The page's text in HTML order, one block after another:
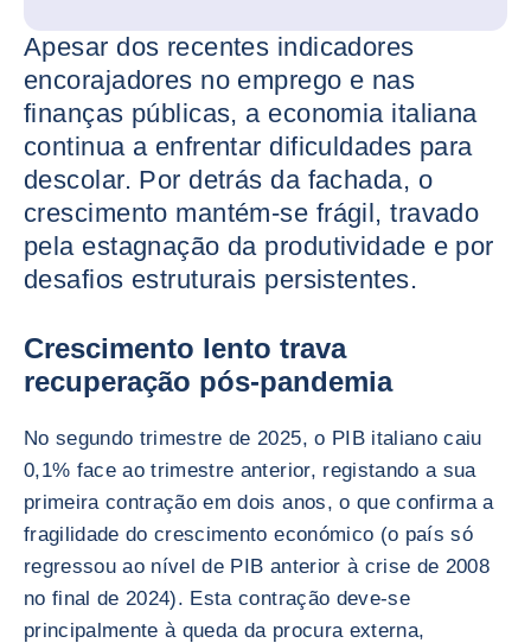
Apesar dos recentes indicadores
encorajadores no emprego e nas
finanças públicas, a economia italiana
continua a enfrentar dificuldades para
descolar. Por detrás da fachada, o
crescimento mantém-se frágil, travado
pela estagnação da produtividade e por
desafios estruturais persistentes.
Crescimento lento trava
recuperação pós-pandemia
No segundo trimestre de 2025, o PIB italiano caiu
0,1% face ao trimestre anterior, registando a sua
primeira contração em dois anos, o que confirma a
fragilidade do crescimento económico (o país só
regressou ao nível de PIB anterior à crise de 2008
no final de 2024). Esta contração deve-se
principalmente à queda da procura externa,